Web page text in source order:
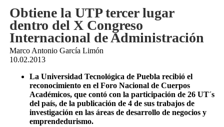
Obtiene la UTP tercer lugar
dentro del X Congreso
Internacional de Administración
Marco Antonio García Limón
10.02.2013
La Universidad Tecnológica de Puebla recibió el
reconocimiento en el Foro Nacional de Cuerpos
Académicos, que contó con la participación de 26 UT´s
del país, de la publicación de 4 de sus trabajos de
investigación en las áreas de desarrollo de negocios y
emprendedurismo.